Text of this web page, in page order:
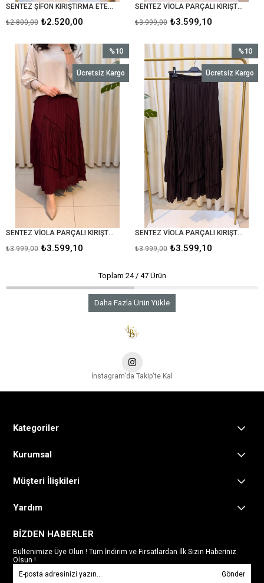
SENTEZ ŞİFON KIRIŞTIRMA ETEK 5432 LACİVERT
₺2.520,00
₺2.800,00
SENTEZ VİOLA PARÇALI KIRIŞTIRMA ETEK BEJ
₺3.599,10
₺3.999,00
SENTEZ VİOLA PARÇALI KIRIŞTIRMA ETEK BORDO
₺3.599,10
₺3.999,00
%10
İndirim
%10İndirim
Ücretsiz Kargo
SENTEZ VİOLA PARÇALI KIRIŞTIRMA ETEK 5475 KAHVE
₺3.599,10
₺3.999,00
%10
İndirim
Ücretsiz Kargo
Toplam 24/ 47Ürün
Daha Fazla Ürün Yükle
İnstagram'da Takip'te Kal
Kategoriler
Kurumsal
Müşteri İlişkileri
Yardım
BİZDEN HABERLER
Bültenimize Üye Olun ! Tüm İndirim ve Fırsatlardan İlk Sizin Haberiniz
Olsun !
Gönder